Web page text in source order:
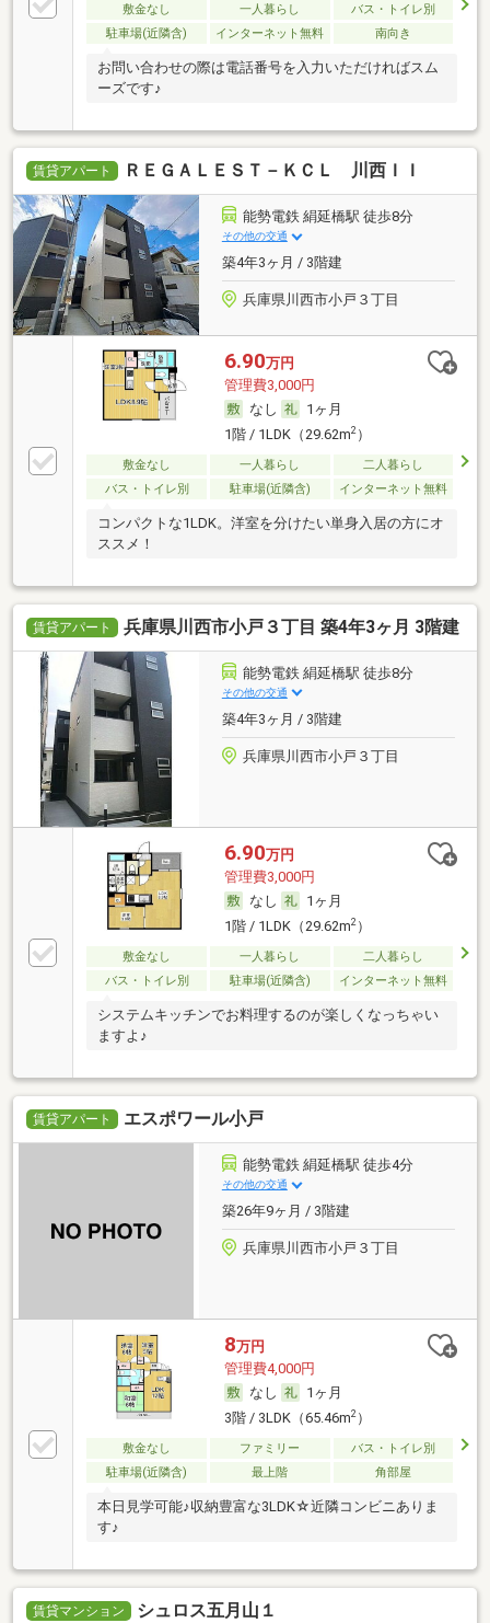
敷金なし 一人暮らし
バス・トイレ別
駐車場(近隣含)
インターネット無料 南向き
お問い合わせの際は電話番号を入力いただければスム
ーズです♪
賃貸アパート ＲＥＧＡＬＥＳＴ－ＫＣＬ 川西ＩＩ
能勢電鉄 絹延橋駅 徒歩8分
その他の交通
築4年3ヶ月 / 3階建
兵庫県川西市小戸３丁目
6.90万円
管理費3,000円
なし
1ヶ月
1階 / 1LDK（29.62m2）
敷金なし 一人暮らし
二人暮らし
バス・トイレ別
駐車場(近隣含) インターネット無料
コンパクトな1LDK。洋室を分けたい単身入居の方にオ
ススメ！
賃貸アパート 兵庫県川西市小戸３丁目 築4年3ヶ月 3階建
能勢電鉄 絹延橋駅 徒歩8分
その他の交通
築4年3ヶ月 / 3階建
兵庫県川西市小戸３丁目
6.90万円
管理費3,000円
なし
1ヶ月
1階 / 1LDK（29.62m2）
敷金なし 一人暮らし
二人暮らし
バス・トイレ別
駐車場(近隣含) インターネット無料
システムキッチンでお料理するのが楽しくなっちゃい
ますよ♪
賃貸アパート エスポワール小戸
能勢電鉄 絹延橋駅 徒歩4分
その他の交通
築26年9ヶ月 / 3階建
兵庫県川西市小戸３丁目
8万円
管理費4,000円
なし
1ヶ月
3階 / 3LDK（65.46m2）
敷金なし ファミリー
バス・トイレ別
駐車場(近隣含)
最上階 角部屋
本日見学可能♪収納豊富な3LDK☆近隣コンビニありま
す♪
賃貸マンション シュロス五月山１